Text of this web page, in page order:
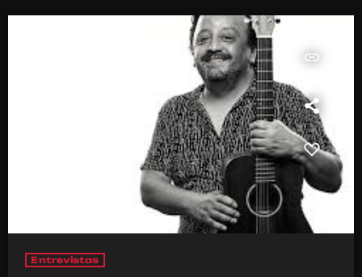
insert_link
Entrevistas